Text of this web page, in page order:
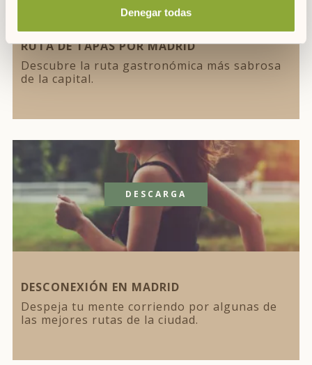
Denegar todas
RUTA DE TAPAS POR MADRID
Descubre la ruta gastronómica más sabrosa
de la capital.
DESCARGA
DESCONEXIÓN EN MADRID
Despeja tu mente corriendo por algunas de
las mejores rutas de la ciudad.